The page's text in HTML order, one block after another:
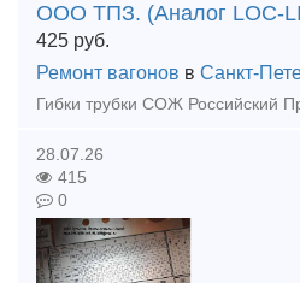
ООО ТПЗ. (Аналог LOC-
425 руб.
Ремонт вагонов в Санкт-
28.07.26
415
0